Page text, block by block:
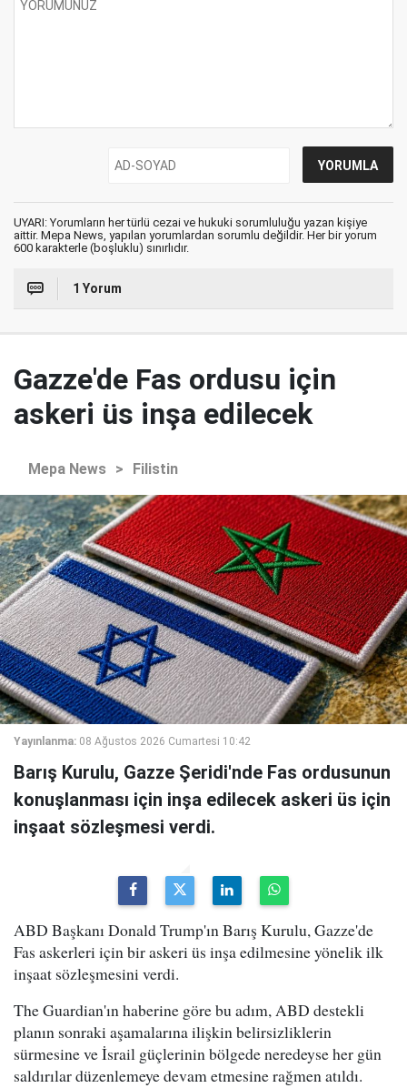
UYARI: Yorumların her türlü cezai ve hukuki sorumluluğu yazan kişiye
aittir. Mepa News, yapılan yorumlardan sorumlu değildir. Her bir yorum
600 karakterle (boşluklu) sınırlıdır.
1 Yorum
Gazze'de Fas ordusu için
askeri üs inşa edilecek
Mepa News > Filistin
Yayınlanma: 08 Ağustos 2026 Cumartesi 10:42
Barış Kurulu, Gazze Şeridi'nde Fas ordusunun
konuşlanması için inşa edilecek askeri üs için
inşaat sözleşmesi verdi.
ABD Başkanı Donald Trump'ın Barış Kurulu, Gazze'de
Fas askerleri için bir askeri üs inşa edilmesine yönelik ilk
inşaat sözleşmesini verdi.
The Guardian'ın haberine göre bu adım, ABD destekli
planın sonraki aşamalarına ilişkin belirsizliklerin
sürmesine ve İsrail güçlerinin bölgede neredeyse her gün
saldırılar düzenlemeye devam etmesine rağmen atıldı.